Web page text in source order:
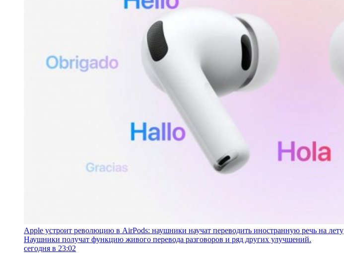
Apple устроит революцию в AirPods: наушники научат переводить иностранную речь на лету
Наушники получат функцию живого перевода разговоров и ряд других улучшений.
сегодня в 23:02